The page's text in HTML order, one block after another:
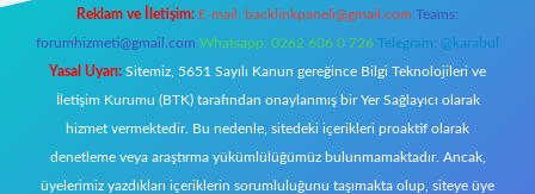
Reklam ve İletişim: E-mail: backlinkpaneli@gmail.com Teams:
forumhizmeti@gmail.com Whatsapp: 0262 606 0 726 Telegram: @karabul
Yasal Uyarı: Sitemiz, 5651 Sayılı Kanun gereğince Bilgi Teknolojileri ve
İletişim Kurumu (BTK) tarafından onaylanmış bir Yer Sağlayıcı olarak
hizmet vermektedir. Bu nedenle, sitedeki içerikleri proaktif olarak
denetleme veya araştırma yükümlülüğümüz bulunmamaktadır. Ancak,
üyelerimiz yazdıkları içeriklerin sorumluluğunu taşımakta olup, siteye üye